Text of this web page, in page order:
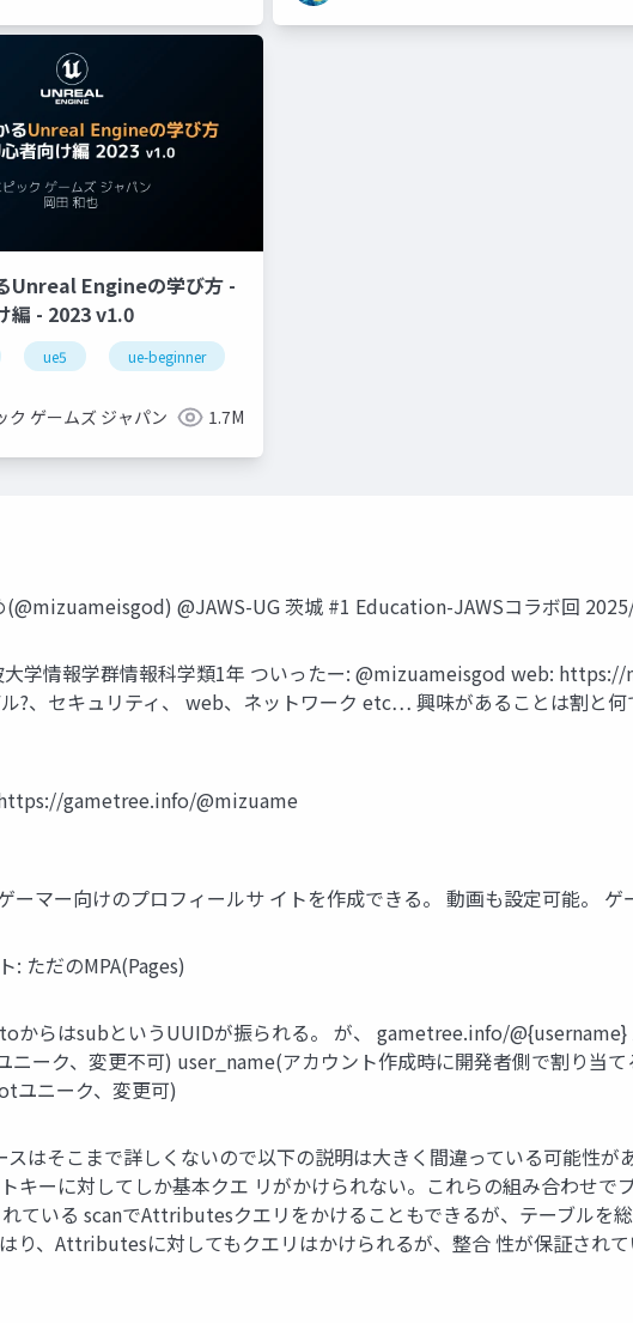
Unreal Engineの学び方 -
編 - 2023 v1.0
ue5 ue-beginner
ク ゲームズ ジャパン 1.7M
@JAWS-UG 茨城 #1 Education-JAWSコラボ回
学情報学群情報科学類1年 ついったー: @mizuameisgod web:
?、セキュリティ、 web、ネットワーク etc… 興味があることは割と何
gametree.info/@mizuame
ーマー向けのプロフィールサ イトを作成できる。 動画も設定可能。
: ただのMPA(Pages)
からはsubというUUIDが振られる。 が、 gametree.info/@{username}
ーク、変更不可) user_name(アカウント作成時に開発者側で割り当
ユニーク、変更可)
はそこまで詳しくないので以下の説明は大きく間違っている可能性が
キーに対してしか基本クエ リがかけられない。これらの組み合わせ
ている scanでAttributesクエリをかけることもできるが、テーブルを
り、Attributesに対してもクエリはかけられるが、整合 性が保証され